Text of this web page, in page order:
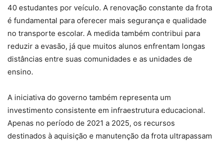
40 estudantes por veículo. A renovação constante da frota
é fundamental para oferecer mais segurança e qualidade
no transporte escolar. A medida também contribui para
reduzir a evasão, já que muitos alunos enfrentam longas
distâncias entre suas comunidades e as unidades de
ensino.
A iniciativa do governo também representa um
investimento consistente em infraestrutura educacional.
Apenas no período de 2021 a 2025, os recursos
destinados à aquisição e manutenção da frota ultrapassam